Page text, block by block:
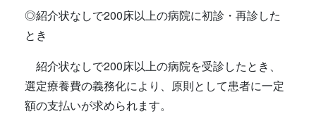
◎紹介状なしで200床以上の病院に初診・再診した
とき
紹介状なしで200床以上の病院を受診したとき、
選定療養費の義務化により、原則として患者に一定
額の支払いが求められます。